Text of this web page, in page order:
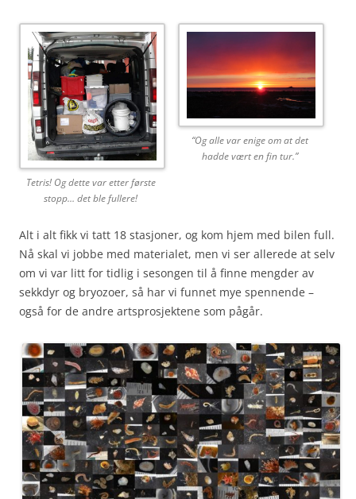
Tetris! Og dette var etter første
stopp… det ble fullere!
“Og alle var enige om at det
hadde vært en fin tur.”
Alt i alt fikk vi tatt 18 stasjoner, og kom hjem med bilen full.
Nå skal vi jobbe med materialet, men vi ser allerede at selv
om vi var litt for tidlig i sesongen til å finne mengder av
sekkdyr og bryozoer, så har vi funnet mye spennende –
også for de andre artsprosjektene som pågår.